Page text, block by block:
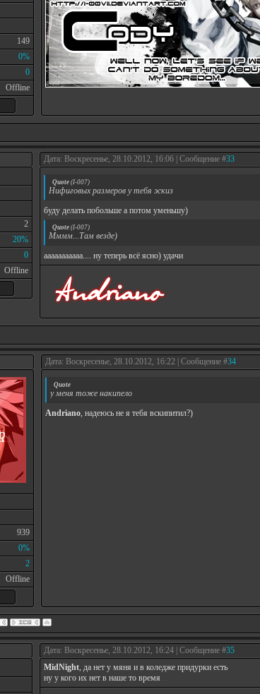
149
0%
0
Offline
2
20%
0
Offline
Дата: Воскресенье, 28.10.2012, 16:06 | Сообщение #33
Quote (I-007)
Нифиговых размеров у тебя эскиз
буду делать побольше а потом уменьшу)
Quote (I-007)
Мммм...Там везде)
ааааааааааа.... ну теперь всё ясно) удачи
939
0%
2
Offline
Дата: Воскресенье, 28.10.2012, 16:22 | Сообщение #34
Quote
у меня тоже накипело
Andriano, надеюсь не я тебя вскипитил?)
Дата: Воскресенье, 28.10.2012, 16:24 | Сообщение #35
MidNight, да нет у мяня и в коледже придурки есть
ну у кого их нет в наше то время